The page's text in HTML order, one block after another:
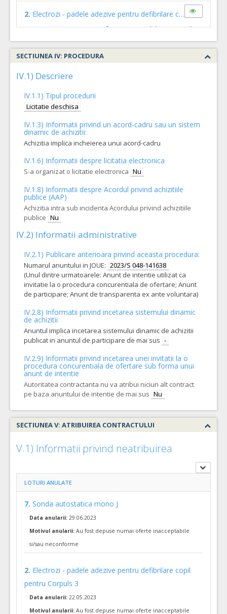
2. Electrozi - padele adezive pentru defibrilare copil pentru Corpuls 3
Cant min si max este specificata in caietul de sarcini, al prezentei documentatii.
COD CPV: 31711140-6 Electrozi (Rev.2)
VALOAREA ESTIMATA FARA
TVA:
288,00 - 13.824,00 Leu
VALOAREA ESTIMATA FARA
TVA:
3.926,00 - 188.448,00 Leu
12. Mesa pentru cranioplastie si suruburi(LOT-0012)
COD CPV: 33184100-4 Implanturi chirurgicale (Rev.2)
VALOAREA ESTIMATA FARA
TVA:
4.060,00 - 170.400,00 Leu
ATRIBUIT
Cant min si max este specificata in caietul de sarcini, al prezentei documentatii.
COD CPV: 33141420-0 Manusi chirurgicale (Rev.2)
VALOAREA ESTIMATA FARA
TVA:
31.410,00 - 1.507.680,00 Leu
ATRIBUIT
9. Tija Eschmann utilizata pentru reintubare orotraheala
COD CPV:
33141200-2 Catetere (Rev.2)
VALOAREA ESTIMATA FARA
TVA:
1.400,00 - 67.200,00 Leu
ATRIBUIT
11. Masca de oxigen(LOT-0011)
Cant min si max este specificata in caietul de sarcini, al prezentei documentatii.
COD CPV: 33157110-9 Masca de oxigen (Rev.2)
TVA:
910,80 - 43.718,40 Leu
TVA:
9.105,00 - 437.040,00 Leu
5. Canule vaginale
COD CPV: 33141220-8 Canule (Rev.2)
VALOAREA ESTIMATA FARA
TVA:
SECTIUNEA IV: PROCEDURA
IV.1) Descriere
IV.1.1) Tipul procedurii
Licitatie deschisa
IV.1.3) Informatii privind un acord-cadru sau un sistem
dinamic de achizitii:
Achizitia implica incheierea unui acord-cadru
IV.1.6) Informatii despre licitatia electronica
S-a organizat o licitatie electronica Nu
IV.1.8) Informatii despre Acordul privind achizitiile
publice (AAP)
Achizitia intra sub incidenta Acordului privind achizitiile
publice Nu
IV.2) Informatii administrative
IV.2.1) Publicare anterioara privind aceasta procedura:
Numarul anuntului in JOUE: 2023/S 048-141638
(Unul dintre urmatoarele: Anunt de intentie utilizat ca
invitatie la o procedura concurentiala de ofertare; Anunt
de participare; Anunt de transparenta ex ante voluntara)
IV.2.8) Informatii privind incetarea sistemului dinamic
de achizitii
Anuntul implica incetarea sistemului dinamic de achizitii
publicat in anuntul de participare de mai sus -
IV.2.9) Informatii privind incetarea unei invitatii la o
procedura concurentiala de ofertare sub forma unui
anunt de intentie
Autoritatea contractanta nu va atribui niciun alt contract
pe baza anuntului de intentie de mai sus Nu
SECTIUNEA V: ATRIBUIREA CONTRACTULUI
V.1) Informatii privind neatribuirea
LOTURI ANULATE
7. Sonda autostatica mono J
Data anularii: 29.06.2023
Motivul anularii: Au fost depuse numai oferte inacceptabile
si/sau neconforme
2. Electrozi - padele adezive pentru defibrilare copil
pentru Corpuls 3
Data anularii: 22.05.2023
Motivul anularii: Au fost depuse numai oferte inacceptabile